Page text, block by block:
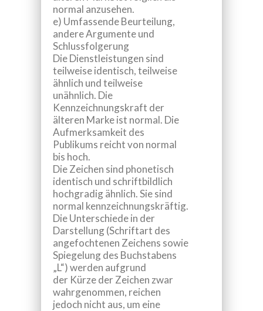
normal anzusehen.
e) Umfassende Beurteilung,
andere Argumente und
Schlussfolgerung
Die Dienstleistungen sind
teilweise identisch, teilweise
ähnlich und teilweise
unähnlich. Die
Kennzeichnungskraft der
älteren Marke ist normal. Die
Aufmerksamkeit des
Publikums reicht von normal
bis hoch.
Die Zeichen sind phonetisch
identisch und schriftbildlich
hochgradig ähnlich. Sie sind
normal kennzeichnungskräftig.
Die Unterschiede in der
Darstellung (Schriftart des
angefochtenen Zeichens sowie
Spiegelung des Buchstabens
„L“) werden aufgrund
der Kürze der Zeichen zwar
wahrgenommen, reichen
jedoch nicht aus, um eine